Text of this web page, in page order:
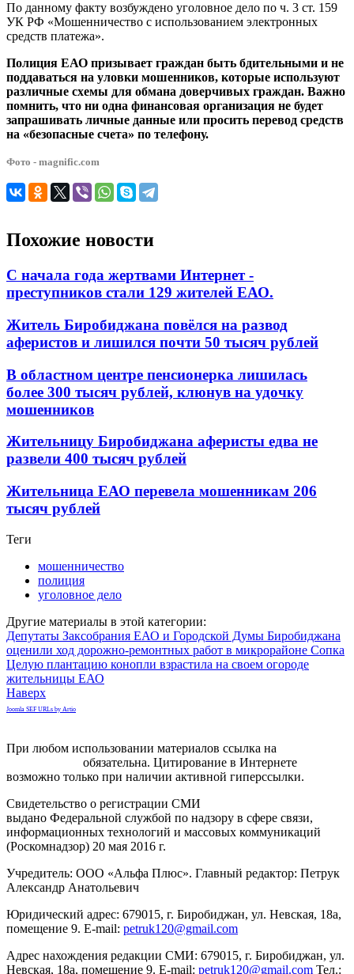
По данному факту возбуждено уголовное дело по ч. 3 ст. 159
УК РФ «Мошенничество с использованием электронных
средств платежа».
Полиция ЕАО призывает граждан быть бдительными и не
поддаваться на уловки мошенников, которые используют
различные схемы для обмана доверчивых граждан. Важно
помнить, что ни одна финансовая организация не будет
запрашивать личные данные или просить перевод средств
на «безопасные счета» по телефону.
Фото - magnific.com
Похожие новости
С начала года жертвами Интернет -
преступников стали 129 жителей ЕАО.
Житель Биробиджана повёлся на развод
аферистов и лишился почти 50 тысяч рублей
В областном центре пенсионерка лишилась
более 300 тысяч рублей, клюнув на удочку
мошенников
Жительницу Биробиджана аферисты едва не
развели 400 тысяч рублей
Жительница ЕАО перевела мошенникам 206
тысяч рублей
Теги
мошенничество
полиция
уголовное дело
Другие материалы в этой категории:
Депутаты Заксобрания ЕАО и Городской Думы Биробиджана
оценили ход дорожно-ремонтных работ в микрорайоне Сопка
Целую плантацию конопли взрастила на своем огороде
жительницы ЕАО
Наверх
Joomla SEF URLs by Artio
При любом использовании материалов ссылка на
обязательна. Цитирование в Интернете
возможно только при наличии активной гиперссылки.
Свидетельство о регистрации СМИ
выдано Федеральной службой по надзору в сфере связи,
информационных технологий и массовых коммуникаций
(Роскомнадзор) 20 мая 2016 г.
Учредитель: ООО «Альфа Плюс». Главный редактор: Петрук
Александр Анатольевич
Юридический адрес: 679015, г. Биробиджан, ул. Невская, 18а,
помещение 9. E-mail: petruk120@gmail.com
Адрес нахождения редакции СМИ: 679015, г. Биробиджан, ул.
Невская, 18а, помещение 9. E-mail: petruk120@gmail.com Тел.: